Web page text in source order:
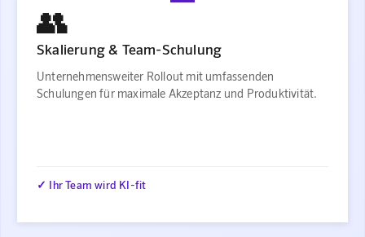
👥
Skalierung & Team-Schulung
Unternehmensweiter Rollout mit umfassenden
Schulungen für maximale Akzeptanz und Produktivität.
✓ Ihr Team wird KI-fit